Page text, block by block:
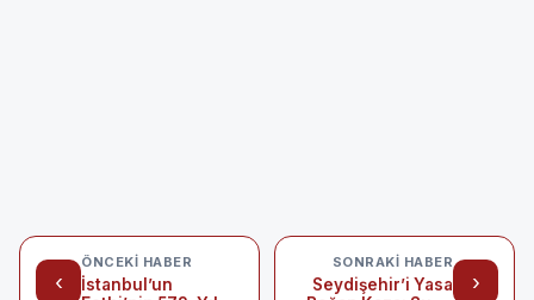
‹
ÖNCEKI HABER
İstanbul’un
›
SONRAKI HABER
Seydişehir’i Yasa